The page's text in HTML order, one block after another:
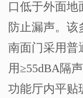
口低于外面地
防止漏声。该
南面门采用普
用≥55dBA隔
功能厅内平贴